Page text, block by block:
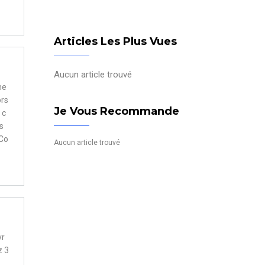
c
3
Articles Les Plus Vues
Aucun article trouvé
Je Vous Recommande
Aucun article trouvé